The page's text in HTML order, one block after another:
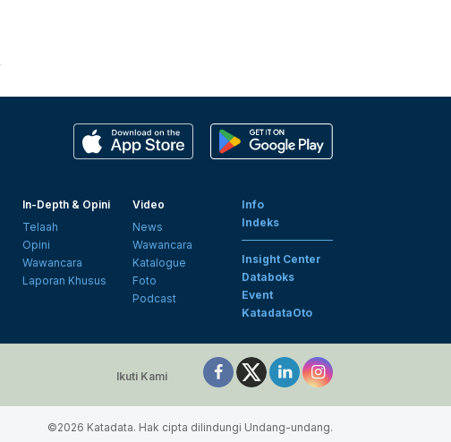
In-Depth & Opini
Telaah
Opini
Wawancara
Laporan Khusus
Video
News
Wawancara
Katalogue
Foto
Podcast
Info
Indeks
Insight Center
Databoks
Event
KatadataOto
Ikuti Kami
©2026 Katadata. Hak cipta dilindungi Undang-undang.